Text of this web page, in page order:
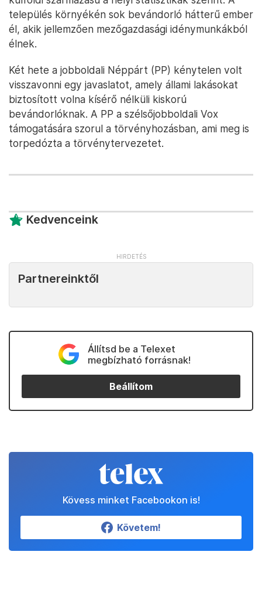
település környékén sok bevándorló hátterű ember
él, akik jellemzően mezőgazdasági idénymunkákból
élnek.
Két hete a jobboldali Néppárt (PP) kénytelen volt
visszavonni egy javaslatot, amely állami lakásokat
biztosított volna kísérő nélküli kiskorú
bevándorlóknak. A PP a szélsőjobboldali Vox
támogatására szorul a törvényhozásban, ami meg is
torpedózta a törvénytervezetet.
Kedvenceink
Partnereinktől
Állítsd be a Telexet
megbízható forrásnak!
Beállítom
Kövess minket Facebookon is!
Követem!